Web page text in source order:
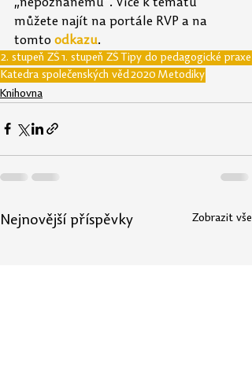
„nepoznanému“. Více k tématu
můžete najít na portále RVP a na
tomto odkazu.
2. stupeň ZŠ 1. stupeň ZŠ Tipy do pedagogické praxe
Katedra společenských věd2020 Metodiky
Knihovna
Nejnovější příspěvky Zobrazit vše